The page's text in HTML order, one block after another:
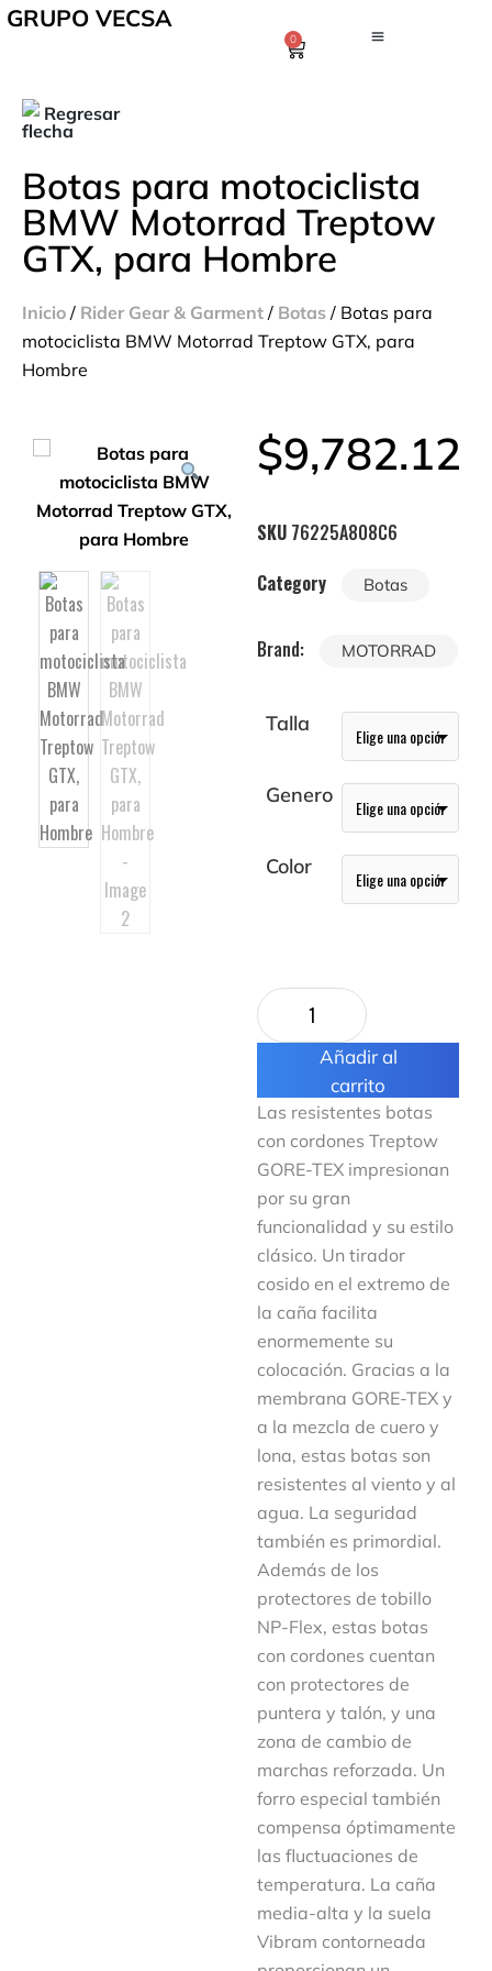
GRUPO VECSA
0
Regresar
Botas para motociclista
BMW Motorrad Treptow
GTX, para Hombre
Inicio / Rider Gear & Garment / Botas / Botas para
motociclista BMW Motorrad Treptow GTX, para
Hombre
$9,782.12
SKU 76225A808C6
Category
Botas
Brand: MOTORRAD
Talla
Genero
Color
Añadir al
carrito
Las resistentes botas
con cordones Treptow
GORE-TEX impresionan
por su gran
funcionalidad y su estilo
clásico. Un tirador
cosido en el extremo de
la caña facilita
enormemente su
colocación. Gracias a la
membrana GORE-TEX y
a la mezcla de cuero y
lona, estas botas son
resistentes al viento y al
agua. La seguridad
también es primordial.
Además de los
protectores de tobillo
NP-Flex, estas botas
con cordones cuentan
con protectores de
puntera y talón, y una
zona de cambio de
marchas reforzada. Un
forro especial también
compensa óptimamente
las fluctuaciones de
temperatura. La caña
media-alta y la suela
Vibram contorneada